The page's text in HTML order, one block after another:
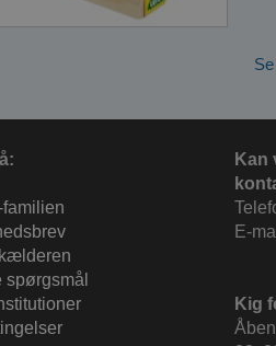
familien
spørgsmål
Kan
E-
Kig